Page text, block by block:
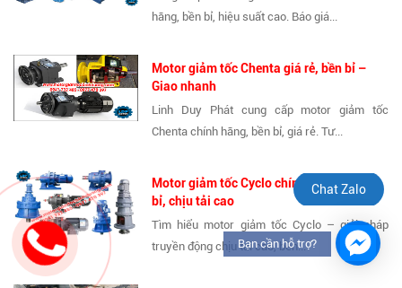
hãng, bền bỉ, hiệu suất cao. Báo giá...
Motor giảm tốc Chenta giá rẻ, bền bỉ –
Giao nhanh
Linh Duy Phát cung cấp motor giảm tốc
Chenta chính hãng, bền bỉ, giá rẻ. Tư...
Motor giảm tốc Cyclo chính hãng – Bền
bỉ, chịu tải cao
Tìm hiểu motor giảm tốc Cyclo – giải pháp
truyền động chịu tải cao, bền...
Chat Zalo
Bạn cần hỗ trợ?